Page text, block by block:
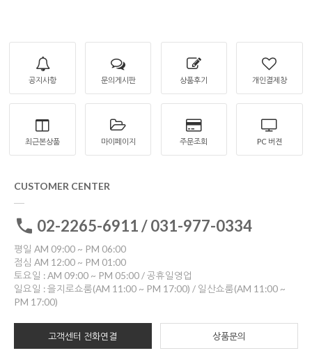
공지사항 문의게시판 상품후기 개인결제창
최근본상품 마이페이지 주문조회 PC 버젼
CUSTOMER CENTER
02-2265-6911 / 031-977-0334
평일 AM 09:00 ~ PM 06:00
점심 AM 12:00 ~ PM 01:00
토요일 : AM 09:00 ~ PM 05:00 / 공휴일영업
일요일 : 을지로쇼룸(AM 11:00 ~ PM 17:00) / 일산쇼룸(AM 11:00 ~
PM 17:00)
고객센터 전화연결 상품문의